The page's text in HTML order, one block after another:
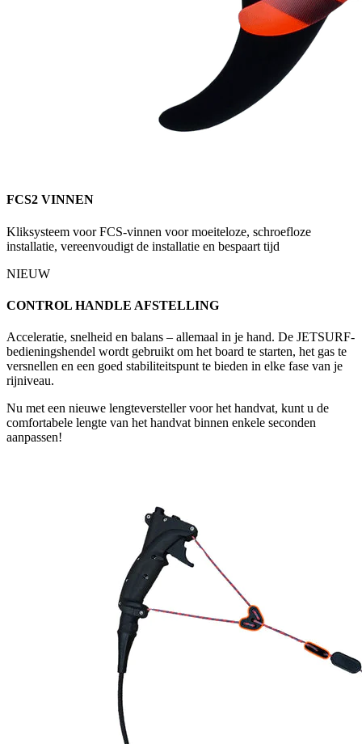
FCS2 VINNEN
Kliksysteem voor FCS-vinnen voor moeiteloze, schroefloze
installatie, vereenvoudigt de installatie en bespaart tijd
NIEUW
CONTROL HANDLE AFSTELLING
Acceleratie, snelheid en balans – allemaal in je hand. De JETSURF-
bedieningshendel wordt gebruikt om het board te starten, het gas te
versnellen en een goed stabiliteitspunt te bieden in elke fase van je
rijniveau.
Nu met een nieuwe lengteversteller voor het handvat, kunt u de
comfortabele lengte van het handvat binnen enkele seconden
aanpassen!